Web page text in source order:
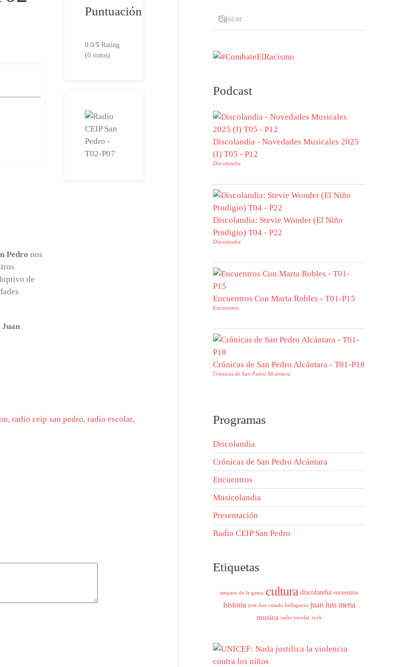
Pedro nos
de
Juan
Puntuación
0.0/5 Rating
(0 votos)
, radio ceip san pedro, radio escolar,
Podcast
Discolandia - Novedades Musicales 2025
(I) T05 - P12
Discolandia
Discolandia: Stevie Wonder (El Niño
Prodigio) T04 - P22
Discolandia
Encuentros Con Marta Robles - T01-P15
Encuentros
Crónicas de San Pedro Alcántara - T01-P18
Crónicas de San Pedro Alcántara
Programas
Discolandia
Crónicas de San Pedro Alcántara
Encuentros
Musicolandia
Presentación
Radio CEIP San Pedro
Etiquetas
amparo de la gama cultura discolandia encuentros
historia jose luis casado bellagarza juan luis mena
musica radio escolar rock